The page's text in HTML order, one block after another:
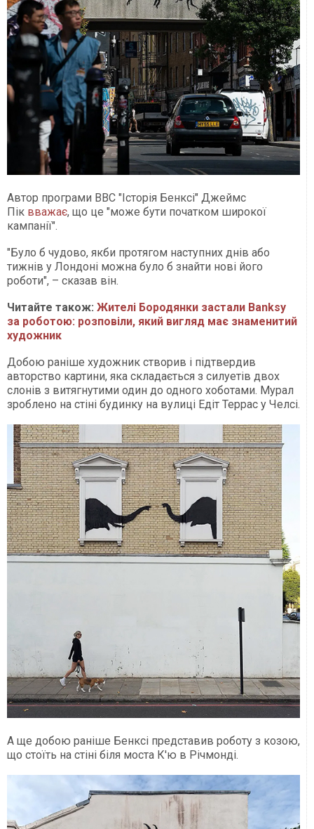
Автор програми BBC "Історія Бенксі" Джеймс
Пік вважає, що це "може бути початком широкої
кампанії".
"Було б чудово, якби протягом наступних днів або
тижнів у Лондоні можна було б знайти нові його
роботи", – сказав він.
Читайте також: Жителі Бородянки застали Banksy
за роботою: розповіли, який вигляд має знаменитий
художник
Добою раніше художник створив і підтвердив
авторство картини, яка складається з силуетів двох
слонів з витягнутими один до одного хоботами. Мурал
зроблено на стіні будинку на вулиці Едіт Террас у Челсі.
А ще добою раніше Бенксі представив роботу з козою,
що стоїть на стіні біля моста К'ю в Річмонді.